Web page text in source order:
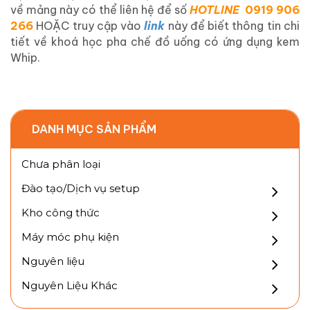
về mảng này có thể liên hệ để số HOTLINE 0919 906
266 HOẶC truy cập vàolink này để biết thông tin chi
tiết về khoá học pha chế đồ uống có ứng dụng kem
Whip.
DANH MỤC SẢN PHẨM
Chưa phân loại
Đào tạo/Dịch vụ setup
Kho công thức
Máy móc phụ kiện
Nguyên liệu
Nguyên Liệu Khác